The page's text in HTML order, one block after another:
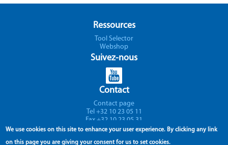
Ressources
Tool Selector
Webshop
Suivez-nous
Contact
Contact page
Tel +32 10 23 05 11
Fax +32 10 23 05 31
Support
We use cookies on this site to enhance your user experience. By clicking any link
on this page you are giving your consent for us to set cookies.